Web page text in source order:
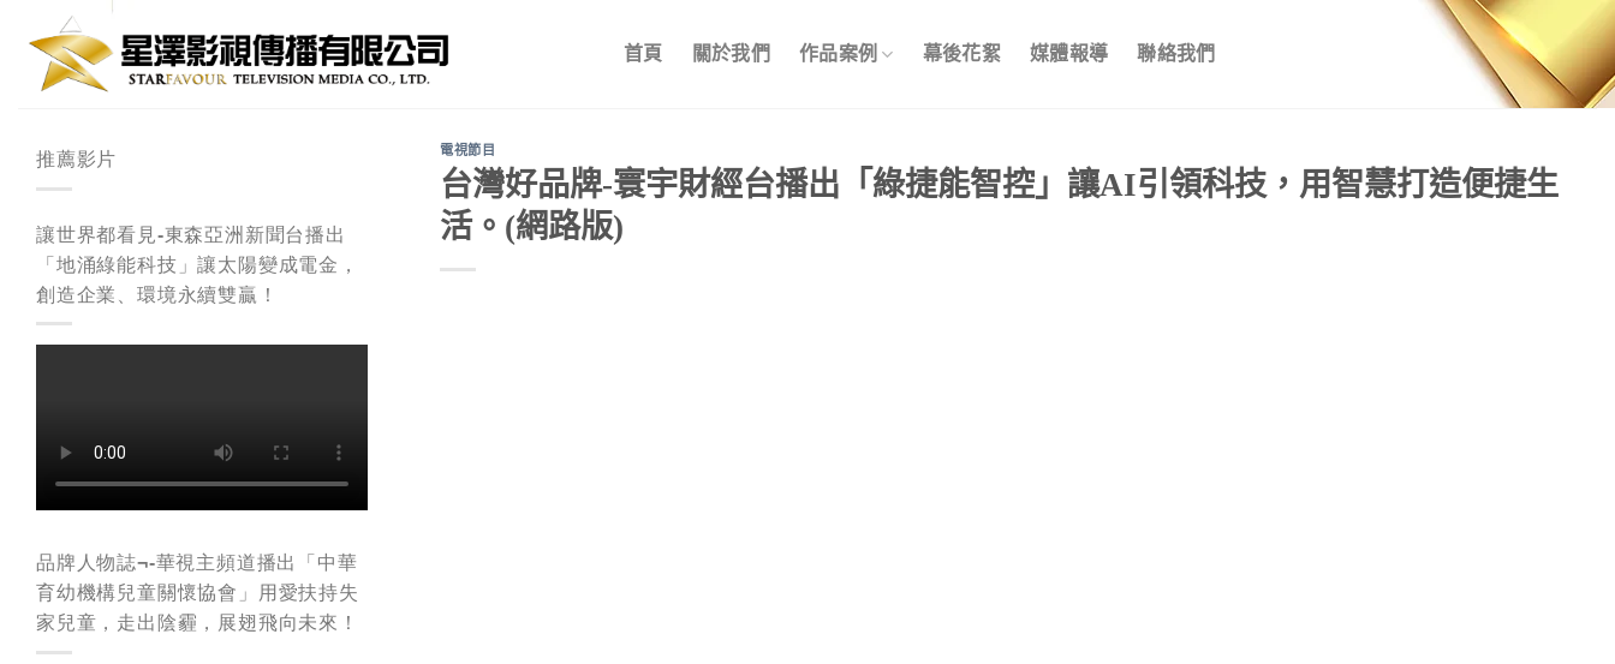
content
首頁 關於我們 作品案例 幕後花絮 媒體報導 聯絡我們
推薦影片
讓世界都看見-東森亞洲新聞台播出
「地涌綠能科技」讓太陽變成電金，
創造企業、環境永續雙贏！
品牌人物誌¬-華視主頻道播出「中華
育幼機構兒童關懷協會」用愛扶持失
家兒童，走出陰霾，展翅飛向未來！
電視節目
台灣好品牌-寰宇財經台播出「綠捷能智控」讓AI引領科技，用智慧打造便捷生
活。(網路版)